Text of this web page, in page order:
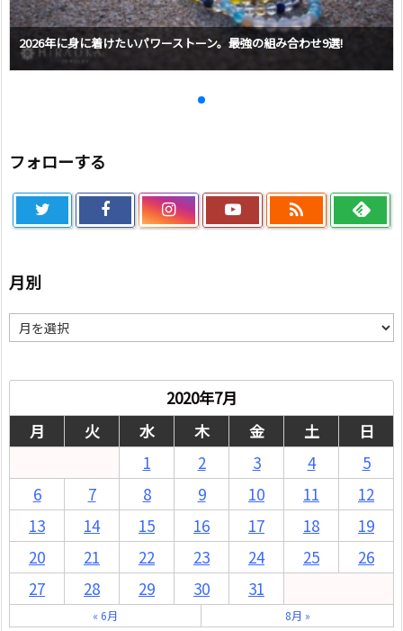
2026年に身に着けたいパワーストーン。最強の組み合わせ9選!
フォローする

月別
別
2020年7月
月
火 水 木 金 土
日
1
2 3 4
5
6
7 8 9 10 11
12
13
14 15 16 17 18
19
20
21 22 23 24 25
26
27
28 29 30 31
« 6月 8月 »